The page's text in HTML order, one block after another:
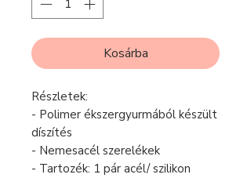
Kosárba
Részletek:
- Polimer ékszergyurmából készült
díszítés
- Nemesacél szerelékek
- Tartozék: 1 pár acél/ szilikon